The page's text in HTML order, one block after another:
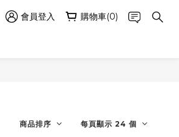
會員登入 購物車(0)
商品排序 每頁顯示 24 個